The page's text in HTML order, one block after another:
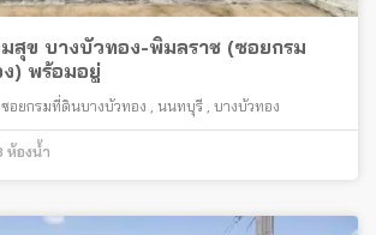
มสุข บางบัวทอง-พิมลราช (ซอยกรม
) พร้อมอยู่
ซอยกรมที่ดินบางบัวทอง นนทบุรี บางบัวทอง
ห้องน้ำ